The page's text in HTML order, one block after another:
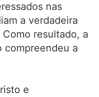
nas
a verdadeira
resultado, a
compreendeu a
e